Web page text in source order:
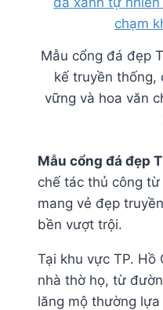
Mẫu cổng đá đẹp
kế truyền thống,
vững và hoa văn
Mẫu cổng đá đẹp
chế tác thủ công
mang vẻ đẹp
bền vượt trội.
Tại khu vực TP. Hồ
nhà thờ họ, từ
lăng mộ thường